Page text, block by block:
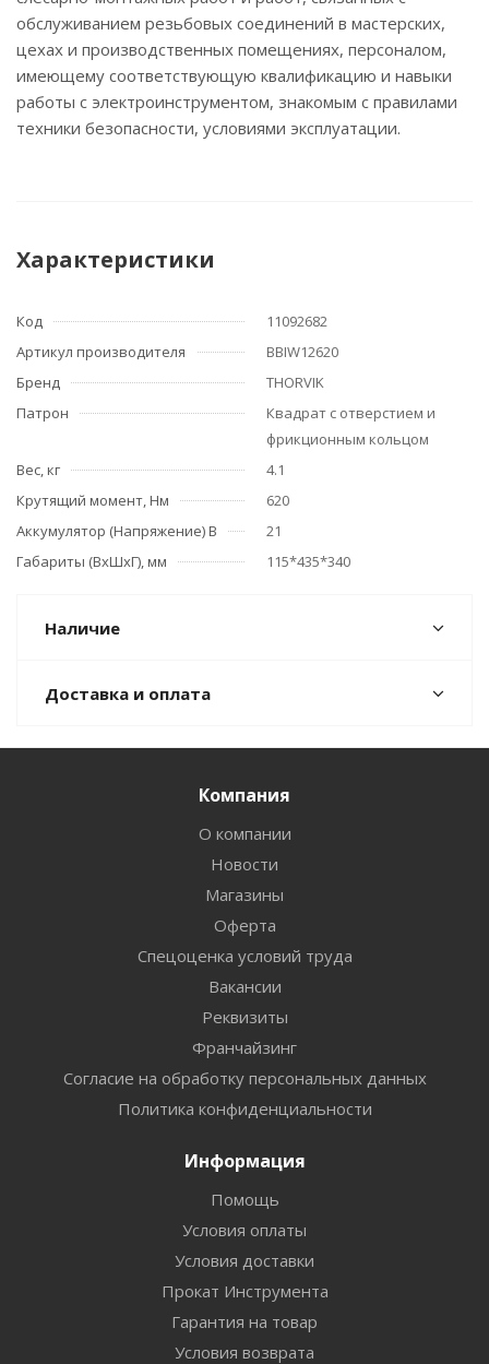
обслуживанием резьбовых соединений в мастерских,
цехах и производственных помещениях, персоналом,
имеющему соответствующую квалификацию и навыки
работы с электроинструментом, знакомым с правилами
техники безопасности, условиями эксплуатации.
Характеристики
Код
11092682
Артикул производителя
BBIW12620
Бренд
THORVIK
Патрон
Квадрат с отверстием и
фрикционным кольцом
Вес, кг
4.1
Крутящий момент, Нм
620
Аккумулятор (Напряжение) В
21
Габариты (ВхШхГ), мм
115*435*340
Наличие
Доставка и оплата
Компания
О компании
Новости
Магазины
Оферта
Спецоценка условий труда
Вакансии
Реквизиты
Франчайзинг
Согласие на обработку персональных данных
Политика конфиденциальности
Информация
Помощь
Условия оплаты
Условия доставки
Прокат Инструмента
Гарантия на товар
Условия возврата